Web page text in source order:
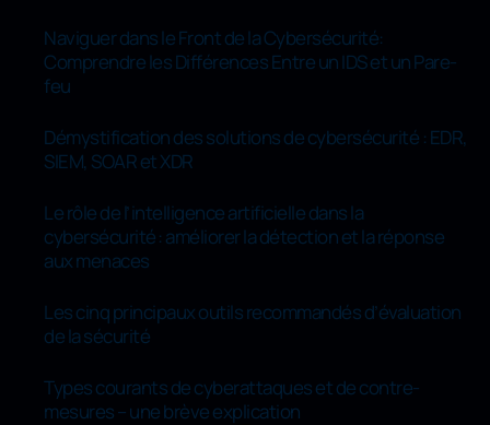
Naviguer dans le Front de la Cybersécurité:
Comprendre les Différences Entre un IDS et un Pare-
feu
Démystification des solutions de cybersécurité : EDR,
SIEM, SOAR et XDR
Le rôle de l’intelligence artificielle dans la
cybersécurité : améliorer la détection et la réponse
aux menaces
Les cinq principaux outils recommandés d’évaluation
de la sécurité
Types courants de cyberattaques et de contre-
mesures – une brève explication